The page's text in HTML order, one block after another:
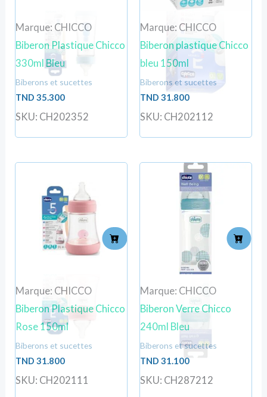
Marque: CHICCO
Biberon Plastique Chicco
330ml Bleu
Biberons et sucettes
TND35.300
SKU: CH202352
Marque: CHICCO
Biberon plastique Chicco
bleu 150ml
Biberons et sucettes
TND 31.800
SKU: CH202112
Marque: CHICCO
Biberon Plastique Chicco
Rose 150ml
Biberons et sucettes
TND31.800
SKU: CH202111
Marque: CHICCO
Biberon Verre Chicco
240ml Bleu
Biberons et sucettes
TND 31.100
SKU: CH287212